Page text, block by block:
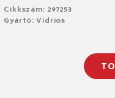
Cikkszám: 297253
Gyártó: Vidrios